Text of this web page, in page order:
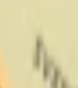
vanligtvis inom 24